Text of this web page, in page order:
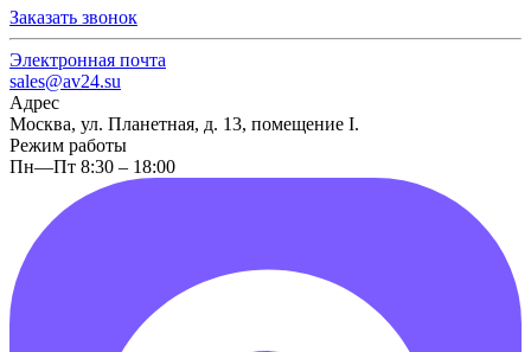
Заказать звонок
Электронная почта
sales@av24.su
Адрес
Москва, ул. Планетная, д. 13, помещение I.
Режим работы
Пн—Пт 8:30 – 18:00